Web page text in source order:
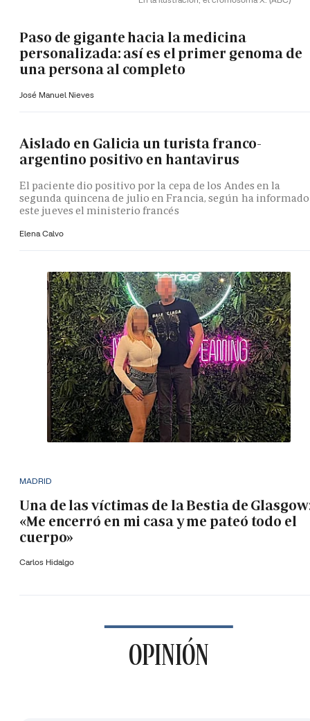
Paso de gigante hacia la medicina
personalizada: así es el primer genoma de
una persona al completo
José Manuel Nieves
Aislado en Galicia un turista franco-
argentino positivo en hantavirus
El paciente dio positivo por la cepa de los Andes en la
segunda quincena de julio en Francia, según ha informado
este jueves el ministerio francés
Elena Calvo
MADRID
Una de las víctimas de la Bestia de
«Me encerró en mi casa y me pateó todo el
cuerpo»
Carlos Hidalgo
OPINIÓN